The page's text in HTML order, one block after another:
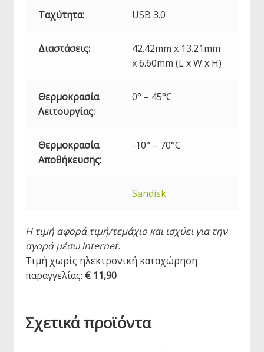
Ταχύτητα: USB 3.0
Διαστάσεις:
42.42mm x 13.21mm
x 6.60mm (L x W x H)
Θερμοκρασία
Λειτουργίας:
0° – 45°C
Θερμοκρασία
Αποθήκευσης:
-10° – 70°C
Sandisk
Η τιμή αφορά τιμή/τεμάχιο και ισχύει για την
αγορά μέσω internet.
Τιμή χωρίς ηλεκτρονική καταχώρηση
παραγγελίας: € 11,90
Σχετικά προϊόντα